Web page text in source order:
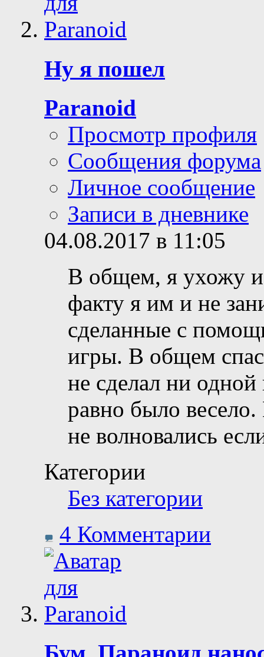
Ну я пошел
Paranoid
Просмотр профиля
Сообщения форума
Личное сообщение
Записи в дневнике
04.08.2017 в 11:05
В общем, я ухожу
факту я им и не
сделанные с
игры. В общем
не сделал ни
равно было
не волновались
Категории
Без категории
4 Комментарии